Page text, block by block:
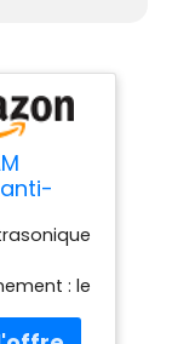
les
de
des
de
maison,
sur lede
et
taille,
: le
pour